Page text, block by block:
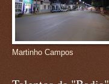
Martinho Campos